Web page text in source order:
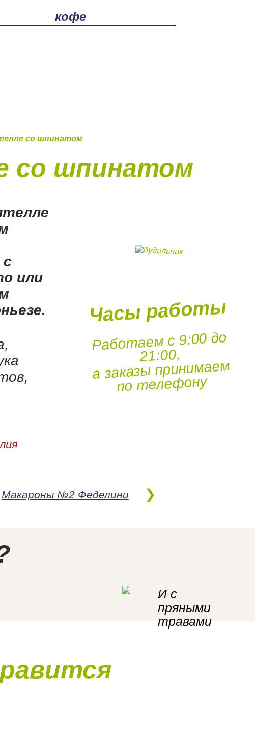
со шпинатом
со шпинатом
или
Часы работы
Работаем с 9:00 до
21:00,
а заказы принимаем
по телефону
Макароны №2 Феделини
И с
пряными
травами